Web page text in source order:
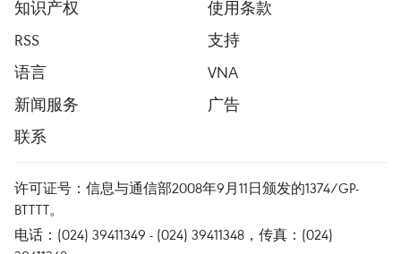
知识产权
使用条款
RSS
支持
语言
VNA
新闻服务
广告
联系
许可证号：信息与通信部2008年9月11日颁发的1374/GP-
BTTTT。
电话：(024) 39411349 - (024) 39411348，传真：(024)